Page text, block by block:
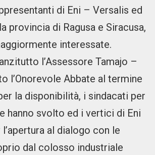
di Eni – Versalis ed
provincia di Ragusa e Siracusa,
interessate.
l’Assessore Tamajo –
l’Onorevole Abbate al termine
la disponibilità, i sindacati per
hanno svolto ed i vertici di Eni
al dialogo con le
dal colosso industriale